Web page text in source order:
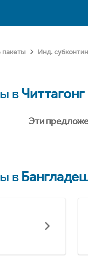
пакеты Инд.
вЧиттагонг
Эти
в